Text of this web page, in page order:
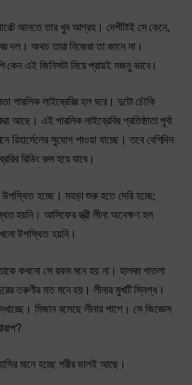
আনতে তার খুব আগ্রহ। দেশীটাই সে কেনে,
দল। অথচ তারা নিজেরা তা জানে না।
কেন এই জিনিসটা নিয়ে প্রায়ই মজনু ভাবে।
পারলিক লাইব্রেরির হল ঘরে। দুটো চৌকি
আছে। এই পারলিক লাইব্রেবির প্রতিষ্ঠাতা পূর্বা
রিহার্সেলের সুযোগ পাওয়া যাচ্ছে। তবে বেশিদিন
রিডিং রুম হয়ে যাবে।
উপস্থিত হচ্ছে। মহড়া শুরু হতে দেরি হচ্ছে;
হয়নি। আসিফের স্ত্রী লীনা অনেক্ষণ হল
উপস্থিত হয়নি।
কখনো সে রকম মনে হয় না। হালকা পাতলা
তরুণীর মত মনে হয়। লীনার মুখটি স্নিগ্ধ।
মিজান বসেছে লীনার পাশে। সে জিজ্ঞেস
মানে হচ্ছে শরীর ভালই আছে।